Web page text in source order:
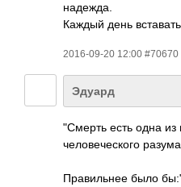
надежда.
Каждый день
2016-09-20 12:00 #70670
Эдуард
"Смерть есть одна из
человеческого
Правильнее было